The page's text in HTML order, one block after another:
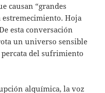
causan “grandes
estremecimiento. Hoja
esta conversación
un universo sensible
del sufrimiento
alquímica, la voz